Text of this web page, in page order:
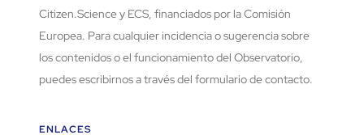
Citizen.Science y ECS, financiados por la Comisión
Europea. Para cualquier incidencia o sugerencia sobre
los contenidos o el funcionamiento del Observatorio,
puedes escribirnos a través del formulario de contacto.
ENLACES